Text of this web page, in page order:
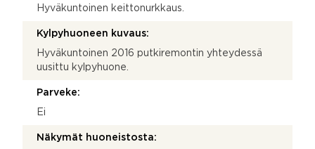
Hyväkuntoinen keittonurkkaus.
Kylpyhuoneen kuvaus:
Hyväkuntoinen 2016 putkiremontin yhteydessä
uusittu kylpyhuone.
Parveke:
Ei
Näkymät huoneistosta: